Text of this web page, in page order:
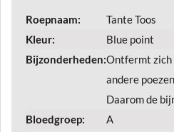
Roepnaam:
Tante Toos
Kleur:
Blue point
Bijzonderheden:Ontfermt zich
andere
Daarom de
Bloedgroep:
A